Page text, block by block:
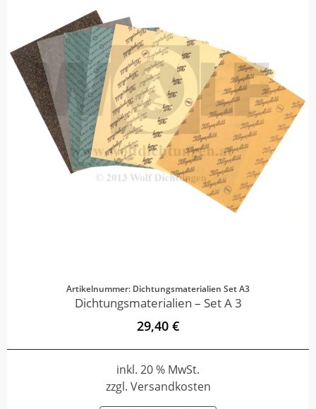
Artikelnummer: Dichtungsmaterialien Set A3
Dichtungsmaterialien – Set A 3
29,40 €
inkl. 20 % MwSt.
zzgl. Versandkosten